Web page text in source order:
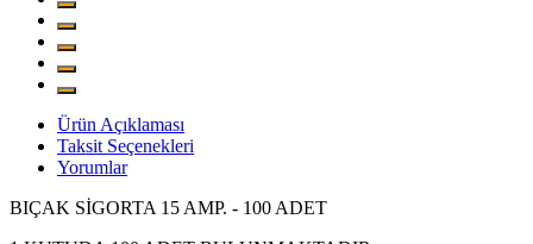
Ürün Açıklaması
Taksit Seçenekleri
Yorumlar
BIÇAK SİGORTA 15 AMP. - 100 ADET